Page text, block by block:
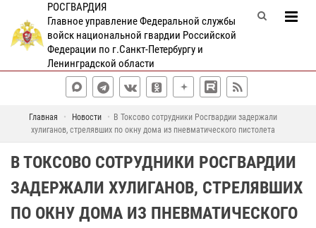
РОСГВАРДИЯ
Главное управление Федеральной службы
войск национальной гвардии Российской
Федерации по г.Санкт-Петербургу и
Ленинградской области
Главная Новости
В Токсово сотрудники Росгвардии задержали
хулиганов, стрелявших по окну дома из пневматического пистолета
В ТОКСОВО СОТРУДНИКИ РОСГВАРДИИ
ЗАДЕРЖАЛИ ХУЛИГАНОВ, СТРЕЛЯВШИХ
ПО ОКНУ ДОМА ИЗ ПНЕВМАТИЧЕСКОГО